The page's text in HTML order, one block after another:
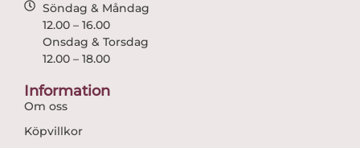
Söndag & Måndag
12.00 – 16.00
Onsdag & Torsdag
12.00 – 18.00
Information
Om oss
Köpvillkor